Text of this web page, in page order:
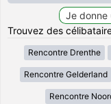
Trouvez des
Rencontre Drenthe
Rencontre Gelderland
Rencontre